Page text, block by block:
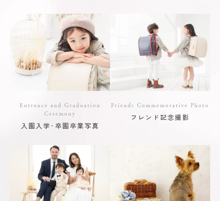
Entrance and Graduation
Ceremony
入園入学･卒園卒業写真
Friends Commemorative Photo
フレンド記念撮影